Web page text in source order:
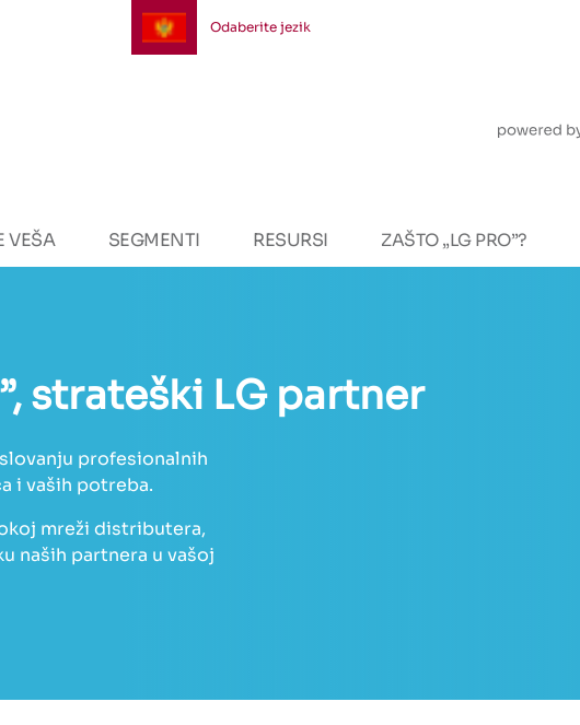
VEŠA SEGMENTI RESURSI ZAŠTO „LG PRO”?
Odaberite jezik
, strateški LG partner
profesionalnih
i vaših potreba.
mreži distributera,
naših partnera u vašoj